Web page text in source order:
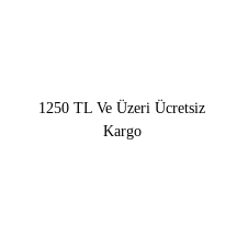
1250 TL Ve Üzeri Ücretsiz
Kargo